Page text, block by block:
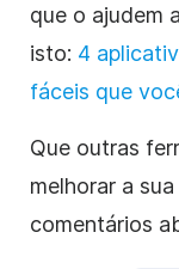
que o ajudem
isto: 4
fáceis que
Que outras
melhorar a
comentários